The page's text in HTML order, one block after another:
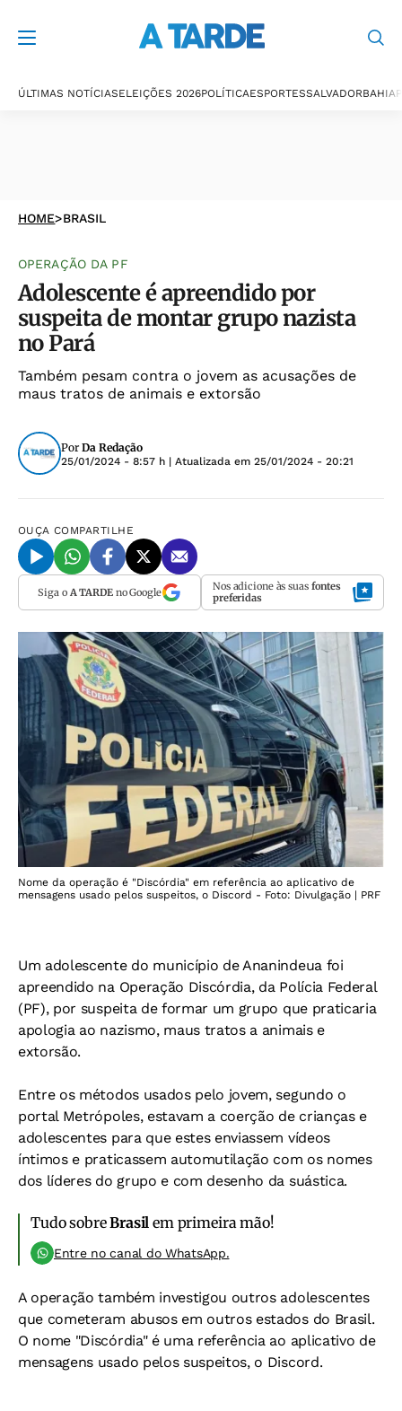
ÚLTIMAS NOTÍCIASELEIÇÕES 2026POLÍTICAESPORTESSALVADORBAHIA
HOME>BRASIL
OPERAÇÃO DA PF
Adolescente é apreendido por
suspeita de montar grupo nazista
no Pará
Também pesam contra o jovem as acusações de
maus tratos de animais e extorsão
Por Da Redação
25/01/2024 - 8:57 h | Atualizada em 25/01/2024 - 20:21
OUÇA COMPARTILHE
Siga o A TARDEno Google Nos adicione às suas fontes
preferidas
Nome da operação é "Discórdia" em referência ao aplicativo de
mensagens usado pelos suspeitos, o Discord - Foto: Divulgação | PRF
Um adolescente do município de Ananindeua foi
apreendido na Operação Discórdia, da Polícia Federal
(PF), por suspeita de formar um grupo que praticaria
apologia ao nazismo, maus tratos a animais e
extorsão.
Entre os métodos usados pelo jovem, segundo o
portal Metrópoles, estavam a coerção de crianças e
adolescentes para que estes enviassem vídeos
íntimos e praticassem automutilação com os nomes
dos líderes do grupo e com desenho da suástica.
Tudo sobreBrasil em primeira mão!
Entre no canal do WhatsApp.
A operação também investigou outros adolescentes
que cometeram abusos em outros estados do Brasil.
O nome "Discórdia" é uma referência ao aplicativo de
mensagens usado pelos suspeitos, o Discord.